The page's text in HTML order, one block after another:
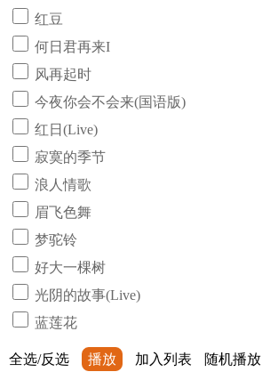
红豆
何日君再来I
风再起时
今夜你会不会来(国语版)
红日(Live)
寂寞的季节
浪人情歌
眉飞色舞
梦驼铃
好大一棵树
光阴的故事(Live)
蓝莲花
全选/反选 播放 加入列表 随机播放